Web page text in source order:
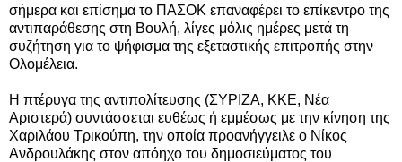
σήμερα και επίσημα το ΠΑΣΟΚ επαναφέρει το επίκεντρο της
αντιπαράθεσης στη Βουλή, λίγες μόλις ημέρες μετά τη
συζήτηση για το ψήφισμα της εξεταστικής επιτροπής στην
Ολομέλεια.
Η πτέρυγα της αντιπολίτευσης (ΣΥΡΙΖΑ, ΚΚΕ, Νέα
Αριστερά) συντάσσεται ευθέως ή εμμέσως με την κίνηση της
Χαριλάου Τρικούπη, την οποία προανήγγειλε ο Νίκος
Ανδρουλάκης στον απόηχο του δημοσιεύματος του